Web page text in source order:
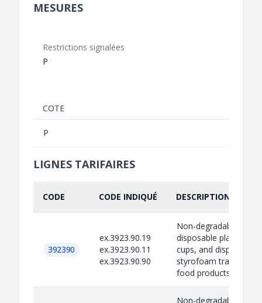
MESURES
Restrictions signalées
P
COTE
P
LIGNES TARIFAIRES
CODE CODE INDIQUÉ DESCRIPTION
392390
ex.3923.90.19
ex.3923.90.11
ex.3923.90.90
Non-degradable
disposable plastic
cups, and disposable
styrofoam trays for
food products spe...
Non-degradable